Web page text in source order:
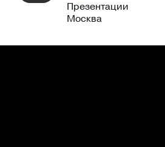
Презентации
Москва